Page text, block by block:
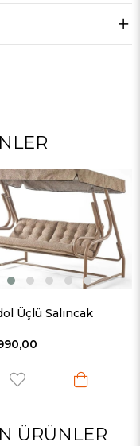
Üçlü Salıncak
ÜRÜNLER